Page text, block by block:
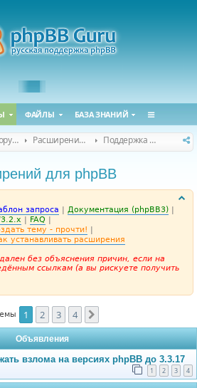
ФАЙЛЫ БАЗА ЗНАНИЙ
Список форумов Расширения phpBB Поддержка расширений для phpBB
для phpBB
запроса | Документация (phpBB3) |
| FAQ |
тему - прочти! |
устанавливать расширения
без объяснения причин, если на
ссылкам (а вы рискуете получить
1 2 3 4
Объявления
взлома на версиях phpBB до 3.3.17
1 2 3 4